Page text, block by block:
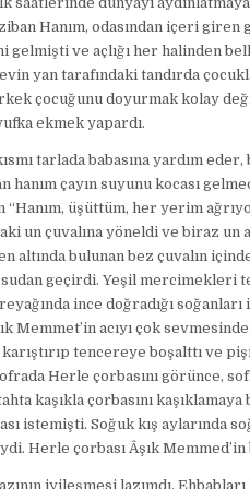
Hanım, odasından içeri giren
gelmişti ve açlığı her halinden
yan tarafındaki tandırda
çocuğunu doyurmak kolay
ekmek yapardı.
tarlada babasına yardım
hanım çayın suyunu kocası
“Hanım, üşüttüm, her yerim
un çuvalına yöneldi ve biraz un
altında bulunan bez çuvalın
sudan geçirdi. Yeşil mercimekleri
ince doğradığı
Memmet’in acıyı çok
tencereye boşalttı ve
Herle çorbasını görünce,
kaşıkla çorbasını kaşıklamaya
istemişti. Soğuk kış
Herle çorbası Âşık
iyileşmesi lazımdı.